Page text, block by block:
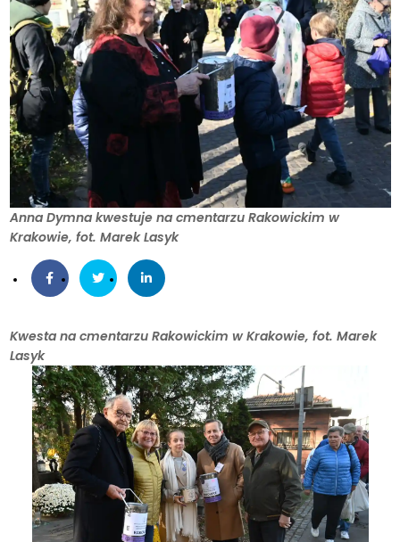
Anna Dymna kwestuje na cmentarzu Rakowickim w
Krakowie, fot. Marek Lasyk
Kwesta na cmentarzu Rakowickim w Krakowie, fot. Marek
Lasyk